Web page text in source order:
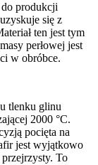
do produkcji
się z
ten jest tym
perłowej jest
w obróbce.
tlenku glinu
2000 °C.
pocięta na
jest wyjątkowo
To